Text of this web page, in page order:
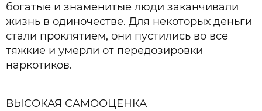
богатые и знаменитые люди заканчивали
жизнь в одиночестве. Для некоторых деньги
стали проклятием, они пустились во все
тяжкие и умерли от передозировки
наркотиков.
ВЫСОКАЯ САМООЦЕНКА